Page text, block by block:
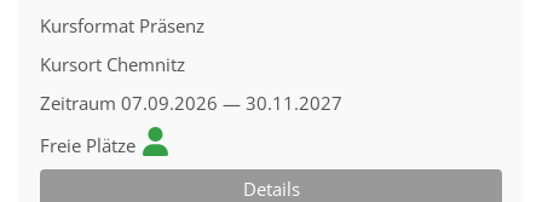
Kursformat Präsenz
Kursort Chemnitz
Zeitraum 07.09.2026 — 30.11.2027
Freie Plätze
Details